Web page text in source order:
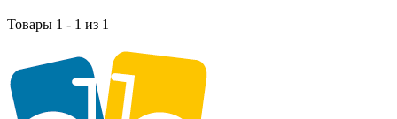
Товары 1 - 1 из 1